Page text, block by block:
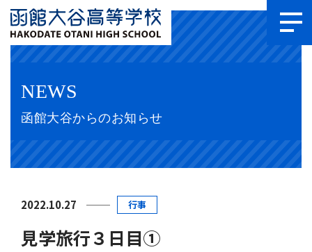
NEWS
函館大谷からのお知らせ
2022.10.27 行事
見学旅行３日目①